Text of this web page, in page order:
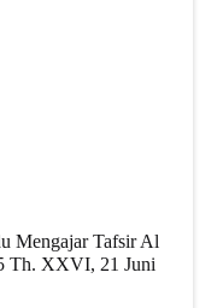
Mengajar Tafsir Al
Th. XXVI, 21 Juni